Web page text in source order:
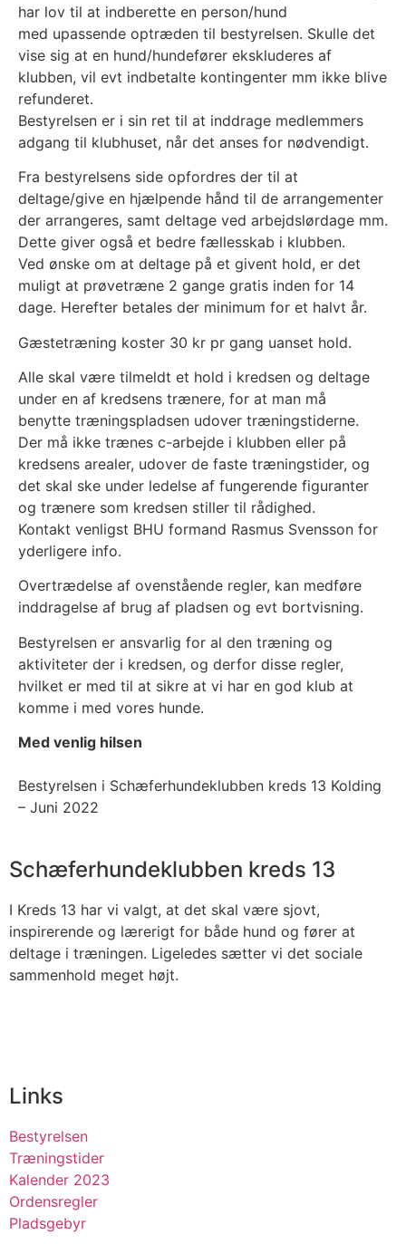
har lov til at indberette en person/hund
med upassende optræden til bestyrelsen. Skulle det
vise sig at en hund/hundefører ekskluderes af
klubben, vil evt indbetalte kontingenter mm ikke blive
refunderet.
Bestyrelsen er i sin ret til at inddrage medlemmers
adgang til klubhuset, når det anses for nødvendigt.
Fra bestyrelsens side opfordres der til at
deltage/give en hjælpende hånd til de arrangementer
der arrangeres, samt deltage ved arbejdslørdage mm.
Dette giver også et bedre fællesskab i klubben.
Ved ønske om at deltage på et givent hold, er det
muligt at prøvetræne 2 gange gratis inden for 14
dage. Herefter betales der minimum for et halvt år.
Gæstetræning koster 30 kr pr gang uanset hold.
Alle skal være tilmeldt et hold i kredsen og deltage
under en af kredsens trænere, for at man må
benytte træningspladsen udover træningstiderne.
Der må ikke trænes c-arbejde i klubben eller på
kredsens arealer, udover de faste træningstider, og
det skal ske under ledelse af fungerende figuranter
og trænere som kredsen stiller til rådighed.
Kontakt venligst BHU formand Rasmus Svensson for
yderligere info.
Overtrædelse af ovenstående regler, kan medføre
inddragelse af brug af pladsen og evt bortvisning.
Bestyrelsen er ansvarlig for al den træning og
aktiviteter der i kredsen, og derfor disse regler,
hvilket er med til at sikre at vi har en god klub at
komme i med vores hunde.
Med venlig hilsen
Bestyrelsen i Schæferhundeklubben kreds 13 Kolding
– Juni 2022
Schæferhundeklubben kreds 13
I Kreds 13 har vi valgt, at det skal være sjovt,
inspirerende og lærerigt for både hund og fører at
deltage i træningen. Ligeledes sætter vi det sociale
sammenhold meget højt.
Links
Bestyrelsen
Træningstider
Kalender 2023
Ordensregler
Pladsgebyr